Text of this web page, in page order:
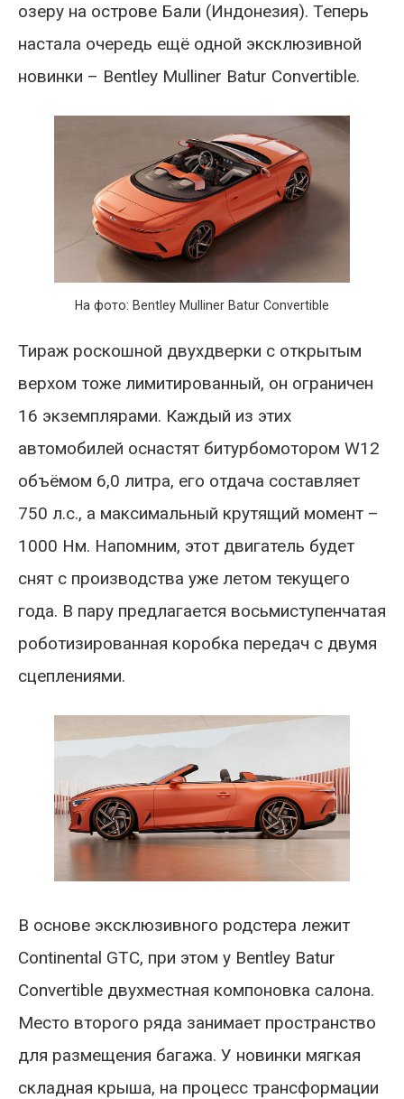
озеру на острове Бали (Индонезия). Теперь
настала очередь ещё одной эксклюзивной
новинки – Bentley Mulliner Batur Convertible.
На фото: Bentley Mulliner Batur Convertible
Тираж роскошной двухдверки с открытым
верхом тоже лимитированный, он ограничен
16 экземплярами. Каждый из этих
автомобилей оснастят битурбомотором W12
объёмом 6,0 литра, его отдача составляет
750 л.с., а максимальный крутящий момент –
1000 Нм. Напомним, этот двигатель будет
снят с производства уже летом текущего
года. В пару предлагается восьмиступенчатая
роботизированная коробка передач с двумя
сцеплениями.
В основе эксклюзивного родстера лежит
Continental GTC, при этом у Bentley Batur
Convertible двухместная компоновка салона.
Место второго ряда занимает пространство
для размещения багажа. У новинки мягкая
складная крыша, на процесс трансформации